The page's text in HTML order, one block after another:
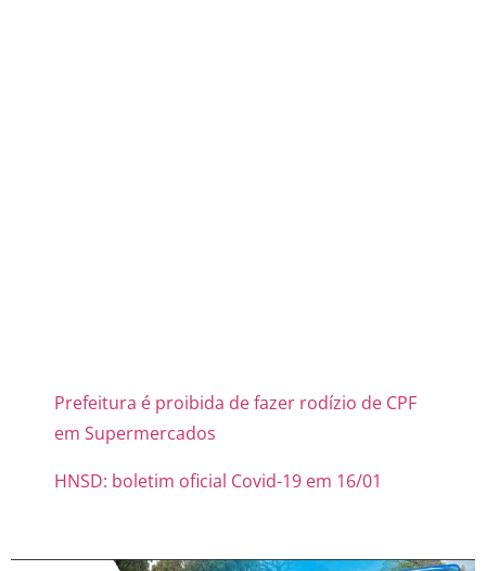
Prefeitura é proibida de fazer rodízio de CPF
em Supermercados
HNSD: boletim oficial Covid-19 em 16/01